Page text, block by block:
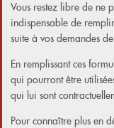
Vous restez libre de ne
indispensable de
suite à vos demandes
En remplissant ces
qui pourront être
qui lui sont
Pour connaître plus en